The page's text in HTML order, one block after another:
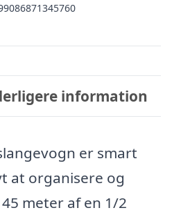
information
er smart
at organisere og
meter af en 1/2